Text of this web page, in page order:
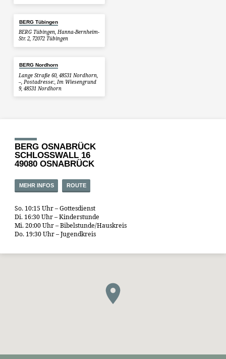
BERG Tübingen
BERG Tübingen, Hanna-Bernheim-
Str. 2, 72072 Tübingen
BERG Nordhorn
Lange Straße 60, 48531 Nordhorn,
–, Postadresse:, Im Wiesengrund
9, 48531 Nordhorn
BERG OSNABRÜCK
SCHLOSSWALL 16
49080 OSNABRÜCK
MEHR INFOS ROUTE
So. 10:15 Uhr – Gottesdienst
Di. 16:30 Uhr – Kinderstunde
Mi. 20:00 Uhr – Bibelstunde/Hauskreis
Do. 19:30 Uhr – Jugendkreis